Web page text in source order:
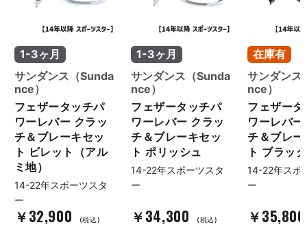
1-3ヶ月
サンダンス（Sunda
nce）
フェザータッチパ
ワーレバー クラッ
チ＆ブレーキセッ
ト ビレット（アル
ミ地）
14-22年スポーツスタ
ー
￥32,900 (税込)
1-3ヶ月
サンダンス（Sunda
nce）
フェザータッチパ
ワーレバー クラッ
チ＆ブレーキセッ
ト ポリッシュ
14-22年スポーツスタ
ー
￥34,300 (税込)
在庫有
サンダンス
nce）
フェザー
ワーレバ
チ＆ブレ
ト ブラック
14-22年スポ
ー
￥